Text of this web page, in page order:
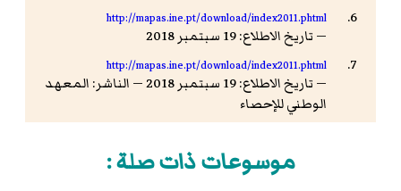
http://mapas.ine.pt/download/index2011.phtml
— تاريخ الاطلاع: 19 سبتمبر 2018
http://mapas.ine.pt/download/index2011.phtml
— تاريخ الاطلاع: 19 سبتمبر 2018 — الناشر: المعهد
الوطني للإحصاء
تصفح:
نسخة محفوظة
14 مايو 2019 على موقع واي
باك مشين.
موسوعات ذات صلة :